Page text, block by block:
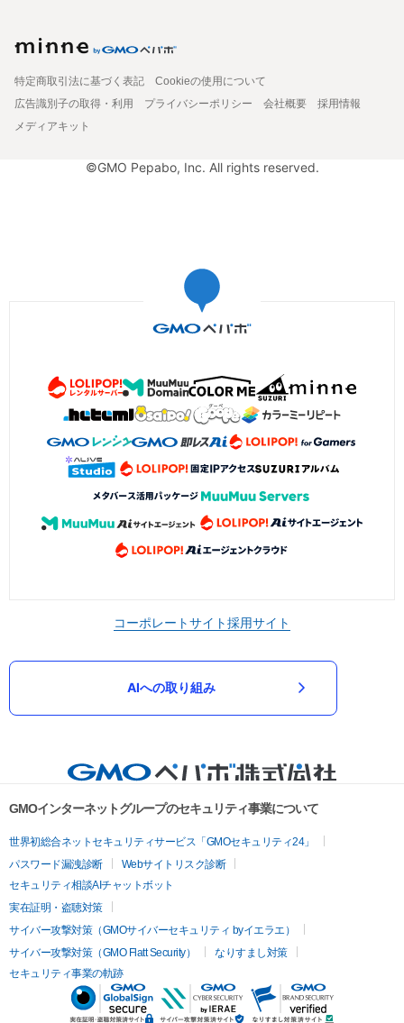
特定商取引法に基づく表記
Cookieの使用について
広告識別子の取得・利用
プライバシーポリシー 会社概要
採用情報
メディアキット
©GMO Pepabo, Inc. All rights reserved.
コーポレートサイト採用サイト
AIへの取り組み
GMOインターネットグループのセキュリティ事業について
世界初総合ネットセキュリティサービス「GMOセキュリティ24」
パスワード漏洩診断
Webサイトリスク診断
セキュリティ相談AIチャットボット
実在証明・盗聴対策
サイバー攻撃対策（GMOサイバーセキュリティ byイエラエ）
サイバー攻撃対策（GMO Flatt Security）
なりすまし対策
セキュリティ事業の軌跡